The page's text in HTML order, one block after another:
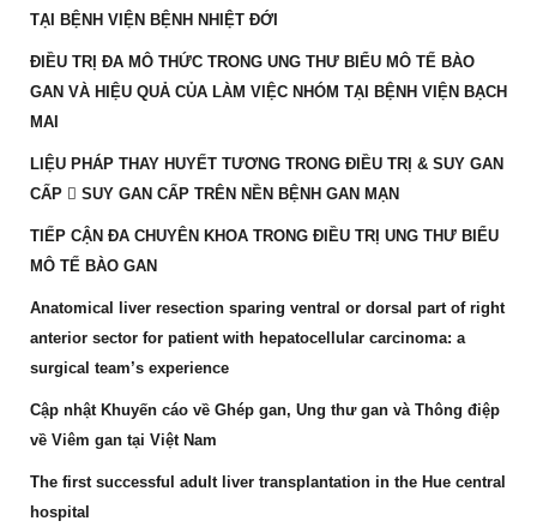
TẠI BỆNH VIỆN BỆNH NHIỆT ĐỚI
ĐIỀU TRỊ ĐA MÔ THỨC TRONG UNG THƯ BIỂU MÔ TẾ BÀO
GAN VÀ HIỆU QUẢ CỦA LÀM VIỆC NHÓM TẠI BỆNH VIỆN BẠCH
MAI
LIỆU PHÁP THAY HUYẾT TƯƠNG TRONG ĐIỀU TRỊ & SUY GAN
CẤP  SUY GAN CẤP TRÊN NỀN BỆNH GAN MẠN
TIẾP CẬN ĐA CHUYÊN KHOA TRONG ĐIỀU TRỊ UNG THƯ BIỂU
MÔ TẾ BÀO GAN
Anatomical liver resection sparing ventral or dorsal part of right
anterior sector for patient with hepatocellular carcinoma: a
surgical team’s experience
Cập nhật Khuyến cáo về Ghép gan, Ung thư gan và Thông điệp
về Viêm gan tại Việt Nam
The first successful adult liver transplantation in the Hue central
hospital